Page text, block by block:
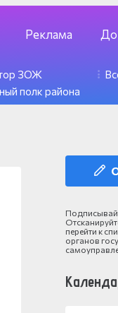
Реклама
ЗОЖ
полк района
перейти к
органов